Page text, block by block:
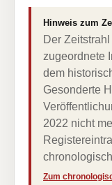
Hinweis zum
Der
zugeordnete
dem
Gesonderte
2022 nicht
Zum